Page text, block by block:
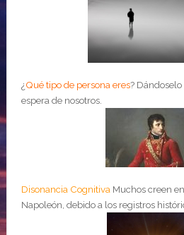
¿Qué tipo de persona eres? Dándoselo
espera de nosotros.
Disonancia Cognitiva Muchos creen
Napoleón, debido a los registros